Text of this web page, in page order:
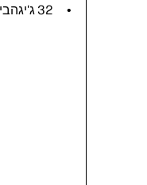
32 ג'יגהבייט eMMC